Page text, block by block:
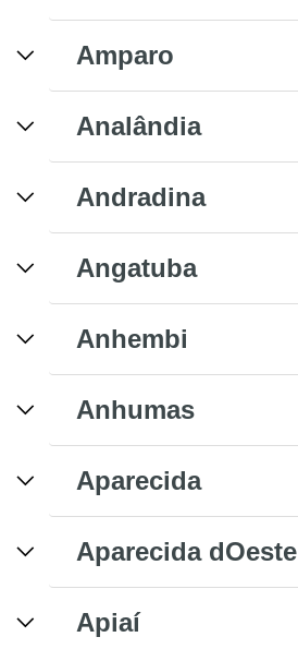
Amparo
Analândia
Andradina
Angatuba
Anhembi
Anhumas
Aparecida
Aparecida dOeste
Apiaí